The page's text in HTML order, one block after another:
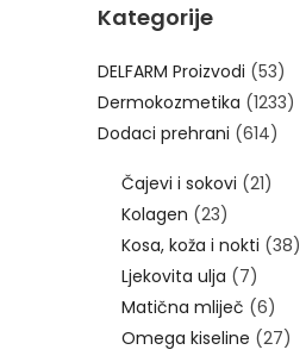
Kategorije
DELFARM Proizvodi (53)
Dermokozmetika (1233)
Dodaci prehrani (614)
Čajevi i sokovi (21)
Kolagen (23)
Kosa, koža i nokti (38)
Ljekovita ulja (7)
Matična mliječ (6)
Omega kiseline (27)